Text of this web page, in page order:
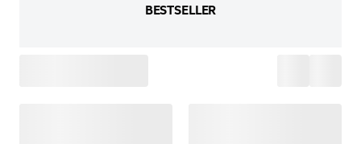
BESTSELLER